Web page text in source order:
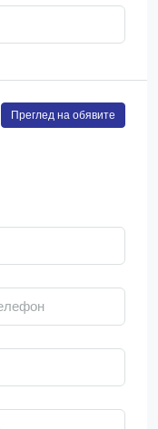
Преглед на обявите